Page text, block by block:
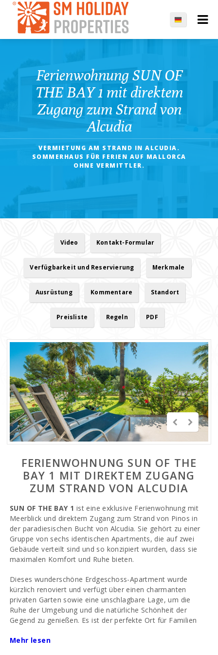
Ferienwohnung SUN OF
THE BAY 1 mit direktem
Zugang zum Strand von
Alcudia
VERMIETUNG AM STRAND IN ALCUDIA.
SOMMERHAUS FÜR FERIEN AUF MALLORCA
OHNE VERMITTLER.
Video Kontakt-Formular
Verfügbarkeit und Reservierung Merkmale
Ausrüstung Kommentare Standort
Preisliste Regeln PDF
FERIENWOHNUNG SUN OF THE
BAY 1 MIT DIREKTEM ZUGANG
ZUM STRAND VON ALCUDIA
SUN OF THE BAY 1 ist eine exklusive Ferienwohnung mit
Meerblick und direktem Zugang zum Strand von Pinos in
der paradiesischen Bucht von Alcudia. Sie gehört zu einer
Gruppe von sechs identischen Apartments, die auf zwei
Gebäude verteilt sind und so konzipiert wurden, dass sie
maximalen Komfort und Ruhe bieten.
Dieses wunderschöne Erdgeschoss-Apartment wurde
kürzlich renoviert und verfügt über einen charmanten
privaten Garten sowie eine unschlagbare Lage, um die
Ruhe der Umgebung und die natürliche Schönheit der
Gegend zu genießen. Es ist der perfekte Ort für Familien
sein, und gleichzeitig eine große Auswahl an Attraktionen
Mehr lesen